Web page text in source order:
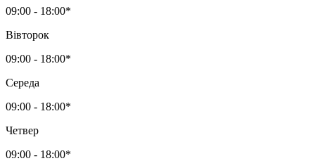
09:00 - 18:00*
Вівторок
09:00 - 18:00*
Середа
09:00 - 18:00*
Четвер
09:00 - 18:00*